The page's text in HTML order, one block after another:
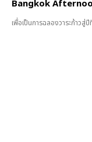
Bangkok
เพื่อเป็นการฉลองวาระก้าวสู่